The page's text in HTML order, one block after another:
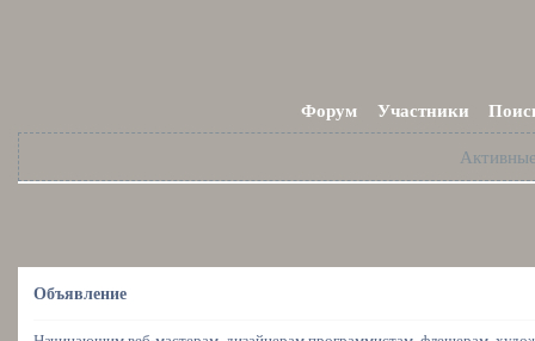
Форум Участники
Объявление